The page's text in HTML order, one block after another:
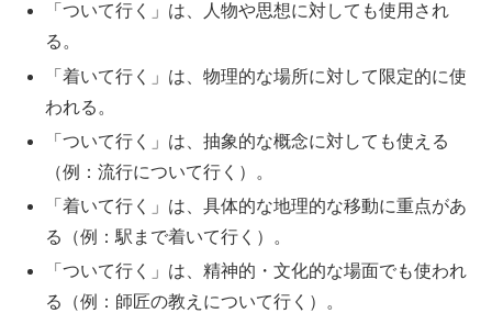
「ついて行く」は、人物や思想に対しても使用され
る。
「着いて行く」は、物理的な場所に対して限定的に使
われる。
「ついて行く」は、抽象的な概念に対しても使える
（例：流行について行く）。
「着いて行く」は、具体的な地理的な移動に重点があ
る（例：駅まで着いて行く）。
「ついて行く」は、精神的・文化的な場面でも使われ
る（例：師匠の教えについて行く）。